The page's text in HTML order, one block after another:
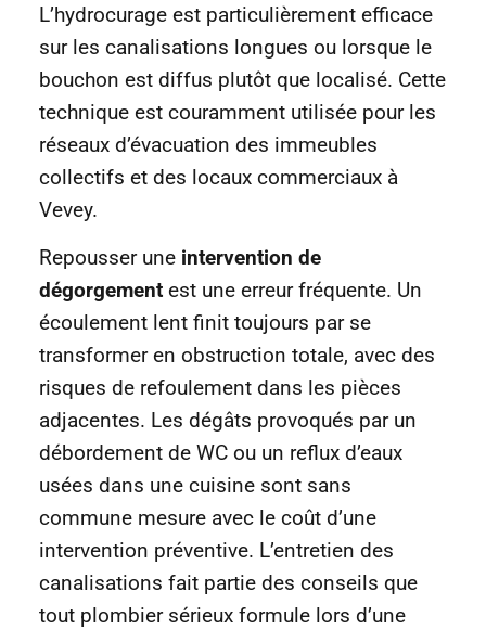
L’hydrocurage est particulièrement efficace
sur les canalisations longues ou lorsque le
bouchon est diffus plutôt que localisé. Cette
technique est couramment utilisée pour les
réseaux d’évacuation des immeubles
collectifs et des locaux commerciaux à
Vevey.
Repousser une intervention de
dégorgement est une erreur fréquente. Un
écoulement lent finit toujours par se
transformer en obstruction totale, avec des
risques de refoulement dans les pièces
adjacentes. Les dégâts provoqués par un
débordement de WC ou un reflux d’eaux
usées dans une cuisine sont sans
commune mesure avec le coût d’une
intervention préventive. L’entretien des
canalisations fait partie des conseils que
tout plombier sérieux formule lors d’une